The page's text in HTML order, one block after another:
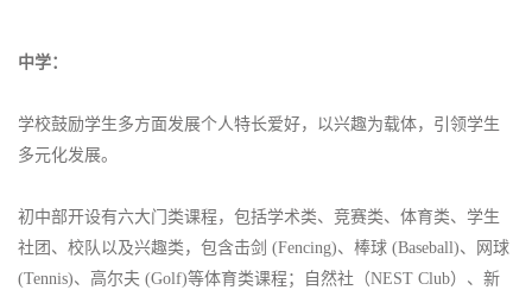
中学：
学校鼓励学生多方面发展个人特长爱好，以兴趣为载体，引领学生
多元化发展。
初中部开设有六大门类课程，包括学术类、竞赛类、体育类、学生
社团、校队以及兴趣类，包含击剑 (Fencing)、棒球 (Baseball)、网球
(Tennis)、高尔夫 (Golf)等体育类课程；自然社（NEST Club）、新